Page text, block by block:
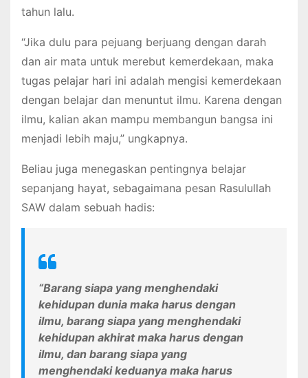
tahun lalu.
“Jika dulu para pejuang berjuang dengan darah
dan air mata untuk merebut kemerdekaan, maka
tugas pelajar hari ini adalah mengisi kemerdekaan
dengan belajar dan menuntut ilmu. Karena dengan
ilmu, kalian akan mampu membangun bangsa ini
menjadi lebih maju,” ungkapnya.
Beliau juga menegaskan pentingnya belajar
sepanjang hayat, sebagaimana pesan Rasulullah
SAW dalam sebuah hadis:
“Barang siapa yang menghendaki
kehidupan dunia maka harus dengan
ilmu, barang siapa yang menghendaki
kehidupan akhirat maka harus dengan
ilmu, dan barang siapa yang
menghendaki keduanya maka harus